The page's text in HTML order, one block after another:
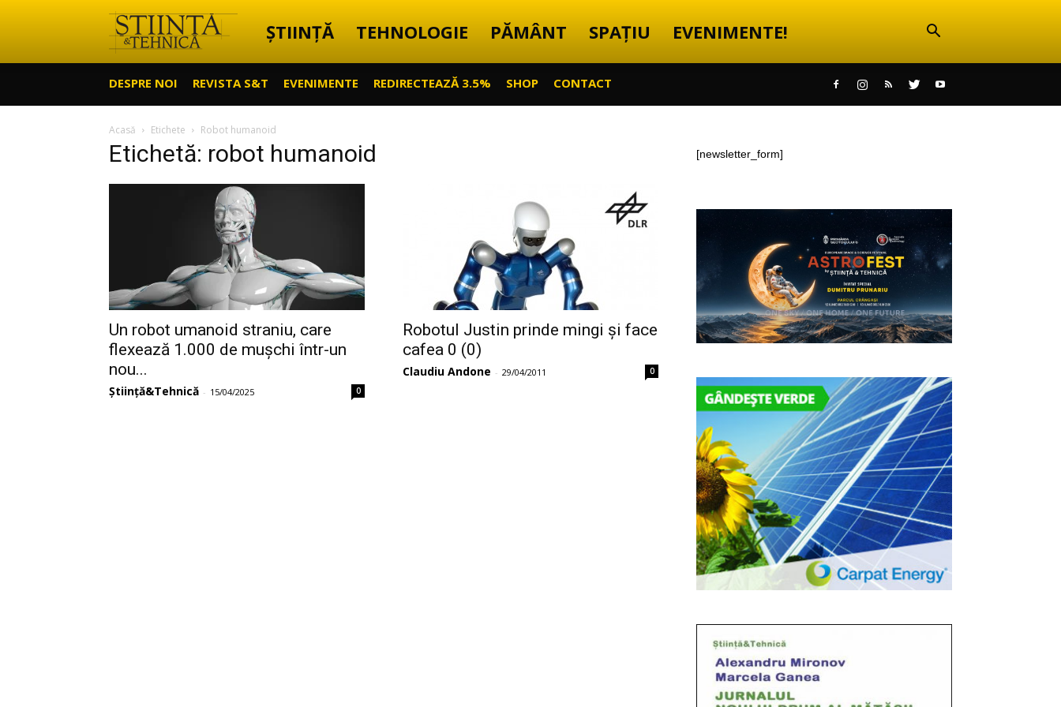
Știință
Tehnică
ȘTIINȚĂ TEHNOLOGIE PĂMÂNT SPAȚIU EVENIMENTE!
DESPRE NOI REVISTA S&T EVENIMENTE REDIRECTEAZĂ 3.5% SHOP CONTACT
Acasă Etichete Robot humanoid
Etichetă: robot humanoid
Un robot umanoid straniu, care
flexează 1.000 de mușchi într-un
nou...
Știință&Tehnică - 15/04/2025 0
Robotul Justin prinde mingi și face
cafea 0 (0)
Claudiu Andone - 29/04/2011 0
[newsletter_form]